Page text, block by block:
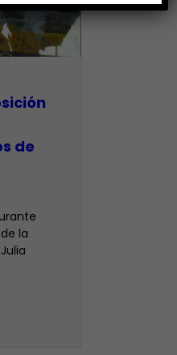
de
la